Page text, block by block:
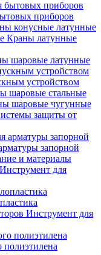
приборов
конусные латунные
Краны латунные
шаровые латунные
устройством
шаровые стальные
шаровые чугунные
защиты от
запорной
и материалы
Инструмент для
Инструмент для